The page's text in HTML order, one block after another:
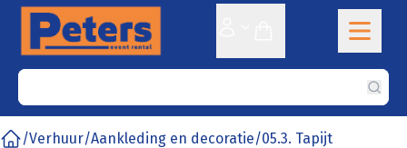
/Verhuur/Aankleding en decoratie/05.3. Tapijt